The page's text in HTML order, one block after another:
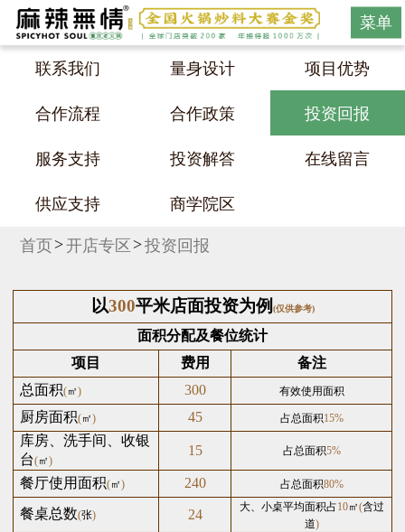
菜单
联系我们 量身设计 项目优势
合作流程 合作政策 投资回报
服务支持 投资解答 在线留言
供应支持 商学院区
首页 开店专区 投资回报
以300平米店面投资为例 (仅供参考)
面积分配及餐位统计
项目
费用
备注
总面积(㎡) 300 有效使用面积
厨房面积(㎡) 45 占总面积15%
库房、洗手间、收银
台(㎡)
15 占总面积5%
餐厅使用面积(㎡) 240 占总面积80%
餐桌总数(张) 24 大、小桌平均面积占10㎡(含过
道)